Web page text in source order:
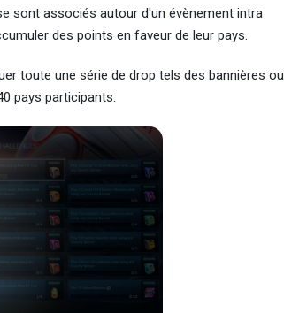
sont associés autour d'un évènement intra
des points en faveur de leur pays.
toute une série de drop tels des bannières ou
pays participants.